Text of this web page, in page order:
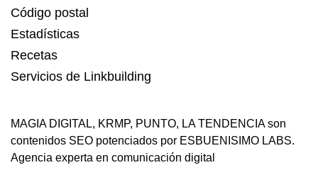
Código postal
Estadísticas
Recetas
Servicios de Linkbuilding
MAGIA DIGITAL, KRMP, PUNTO, LA TENDENCIAson
contenidos SEO potenciados por ESBUENISIMO LABS.
Agencia experta en comunicación digital